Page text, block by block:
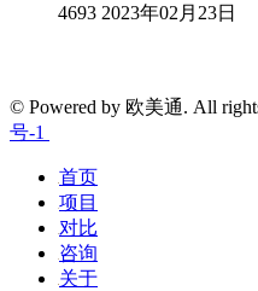
4693 2023年02月23日
© Powered by 欧美通. All
号-1
首页
项目
对比
咨询
关于